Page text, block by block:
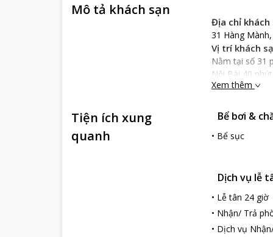
Mô tả khách sạn
Địa chỉ
31 Hàng
Vị trí khách
Nằm tại số 31
Nội Bài 40
Vị thế thuận lợi
Golden Land
Golden Land
hết các
Golden Land
mát, rộng rãi
tivi màn hình
Đặc biệt ở mỗi
ngay tại
Xem thêm
Tiện ích xung
quanh
Bể bơi &
• Bể sục
Dịch vụ lễ
• Lễ tân 24 giờ
• Nhận/ Trả
• Dịch vụ